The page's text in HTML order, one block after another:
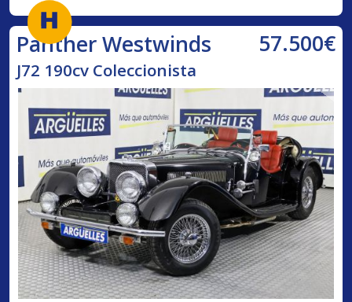
Panther Westwinds 57.500€
J72 190cv Coleccionista